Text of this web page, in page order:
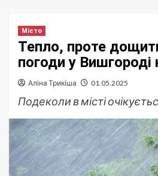
Місто
Тепло, проте
погоди у Вишгороді
Аліна Трикіша 01.05.2025
Подеколи в місті